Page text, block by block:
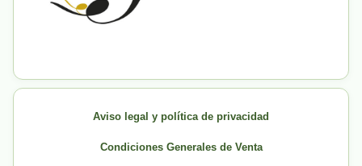
Aviso legal y política de privacidad
Condiciones Generales de Venta